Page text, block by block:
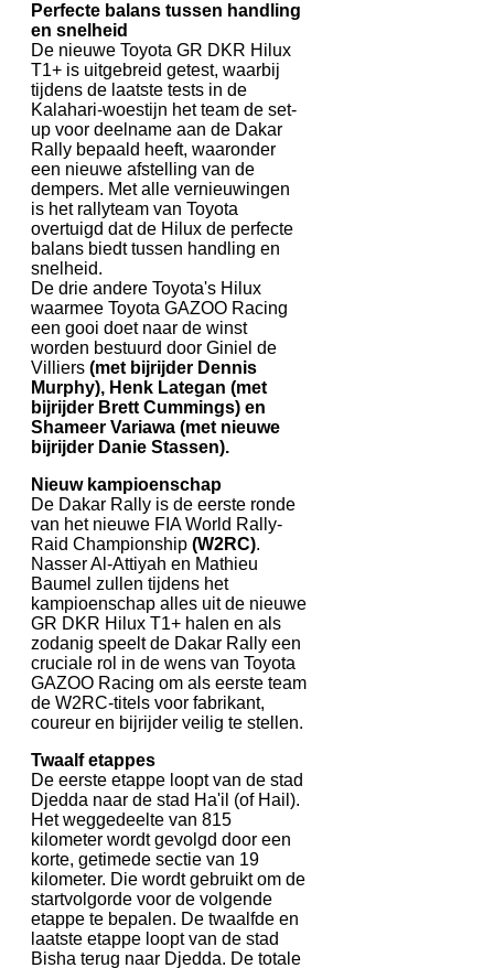
Perfecte balans tussen handling
en snelheid
De nieuwe Toyota GR DKR Hilux
T1+ is uitgebreid getest, waarbij
tijdens de laatste tests in de
Kalahari-woestijn het team de set-
up voor deelname aan de Dakar
Rally bepaald heeft, waaronder
een nieuwe afstelling van de
dempers. Met alle vernieuwingen
is het rallyteam van Toyota
overtuigd dat de Hilux de perfecte
balans biedt tussen handling en
snelheid.
De drie andere Toyota's Hilux
waarmee Toyota GAZOO Racing
een gooi doet naar de winst
worden bestuurd door Giniel de
Villiers (met bijrijder Dennis
Murphy), Henk Lategan (met
bijrijder Brett Cummings) en
Shameer Variawa (met nieuwe
bijrijder Danie Stassen).
Nieuw kampioenschap
De Dakar Rally is de eerste ronde
van het nieuwe FIA World Rally-
Raid Championship (W2RC).
Nasser Al-Attiyah en Mathieu
Baumel zullen tijdens het
kampioenschap alles uit de nieuwe
GR DKR Hilux T1+ halen en als
zodanig speelt de Dakar Rally een
cruciale rol in de wens van Toyota
GAZOO Racing om als eerste team
de W2RC-titels voor fabrikant,
coureur en bijrijder veilig te stellen.
Twaalf etappes
De eerste etappe loopt van de stad
Djedda naar de stad Ha'il (of Hail).
Het weggedeelte van 815
kilometer wordt gevolgd door een
korte, getimede sectie van 19
kilometer. Die wordt gebruikt om de
startvolgorde voor de volgende
etappe te bepalen. De twaalfde en
laatste etappe loopt van de stad
Bisha terug naar Djedda. De totale